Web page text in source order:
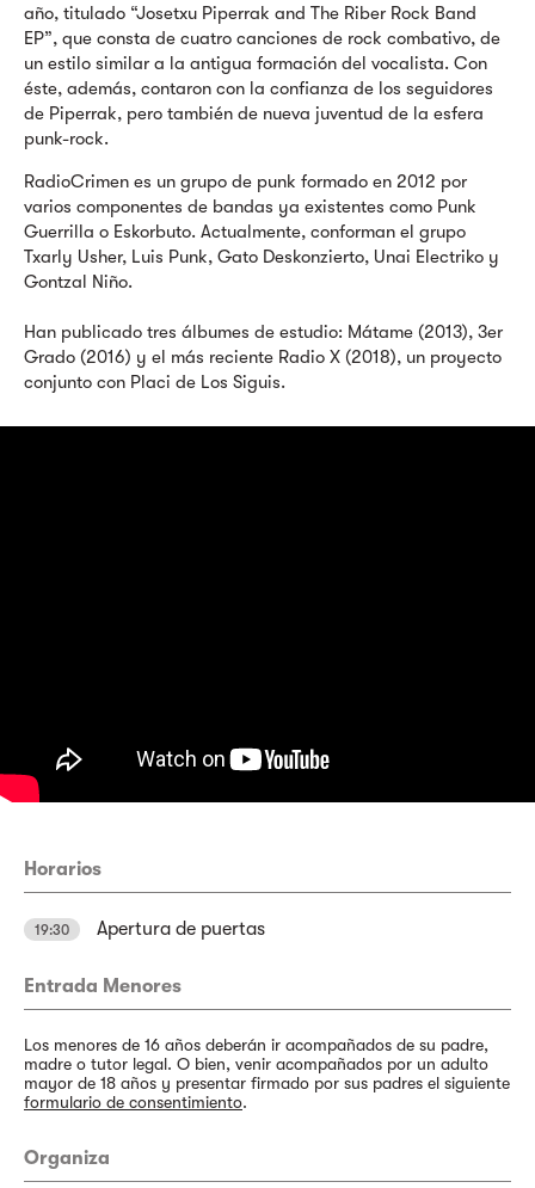
año, titulado “Josetxu Piperrak and The Riber Rock Band
EP”, que consta de cuatro canciones de rock combativo, de
un estilo similar a la antigua formación del vocalista. Con
éste, además, contaron con la confianza de los seguidores
de Piperrak, pero también de nueva juventud de la esfera
punk-rock.
RadioCrimen es un grupo de punk formado en 2012 por
varios componentes de bandas ya existentes como Punk
Guerrilla o Eskorbuto. Actualmente, conforman el grupo
Txarly Usher, Luis Punk, Gato Deskonzierto, Unai Electriko y
Gontzal Niño.
Han publicado tres álbumes de estudio: Mátame (2013), 3er
Grado (2016) y el más reciente Radio X (2018), un proyecto
conjunto con Placi de Los Siguis.
Horarios
19:30 Apertura de puertas
Entrada Menores
Los menores de 16 años deberán ir acompañados de su padre,
madre o tutor legal. O bien, venir acompañados por un adulto
mayor de 18 años y presentar firmado por sus padres el siguiente
formulario de consentimiento.
Organiza